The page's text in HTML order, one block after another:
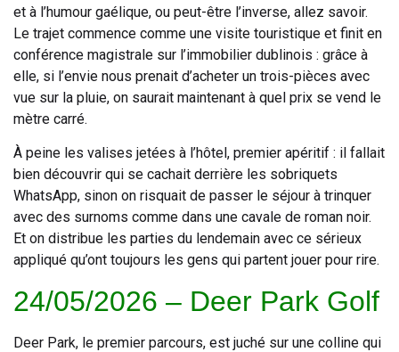
et à l’humour gaélique, ou peut-être l’inverse, allez savoir.
Le trajet commence comme une visite touristique et finit en
conférence magistrale sur l’immobilier dublinois : grâce à
elle, si l’envie nous prenait d’acheter un trois-pièces avec
vue sur la pluie, on saurait maintenant à quel prix se vend le
mètre carré.
À peine les valises jetées à l’hôtel, premier apéritif : il fallait
bien découvrir qui se cachait derrière les sobriquets
WhatsApp, sinon on risquait de passer le séjour à trinquer
avec des surnoms comme dans une cavale de roman noir.
Et on distribue les parties du lendemain avec ce sérieux
appliqué qu’ont toujours les gens qui partent jouer pour rire.
24/05/2026 – Deer Park Golf
Deer Park, le premier parcours, est juché sur une colline qui